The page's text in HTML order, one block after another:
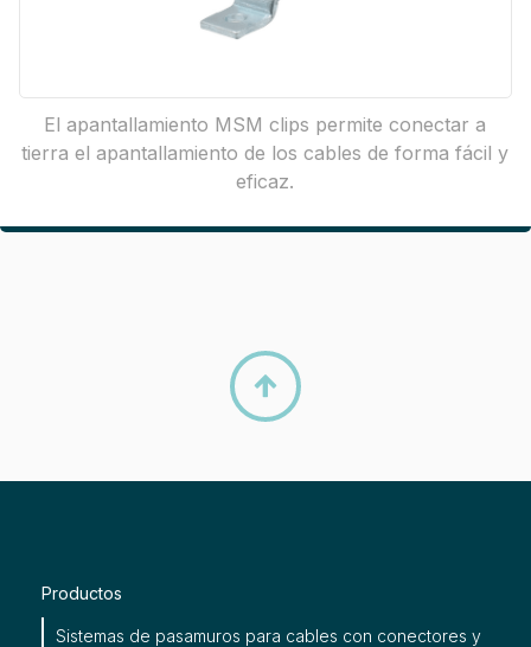
El apantallamiento MSM clips permite conectar a
tierra el apantallamiento de los cables de forma fácil y
eficaz.

Productos
Sistemas de pasamuros para cables con conectores y